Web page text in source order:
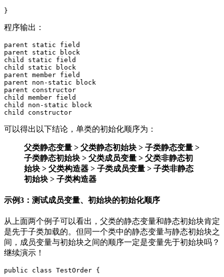
}
程序输出：
parent static
field
parent
static
block
child
static
field
child
static
block
parent member field
parent
non - static
block
parent
constructor
child
member field
child
non - static
block
child
constructor
可以得出以下结论，单类的初始化顺序为：
父类静态变量 > 父类静态初始块 > 子类静态变量 >
子类静态初始块 > 父类成员变量 > 父类非静态初
始块 > 父类构造器 > 子类成员变量 > 子类非静态
初始块 > 子类构造器
示例3：测试成员变量、初始块的初始化顺序
从上面两个例子可以看出，父类的静态变量和静态初始块肯定
是先于子类加载的。但同一个类中的静态变量与静态初始块之
间，成员变量与初始块之间的顺序一定是变量先于初始块吗？
继续演示！
public class TestOrder {